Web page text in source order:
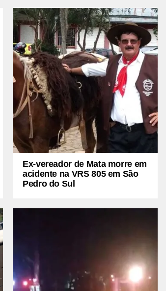
Ex-vereador de Mata morre em
acidente na VRS 805 em São
Pedro do Sul